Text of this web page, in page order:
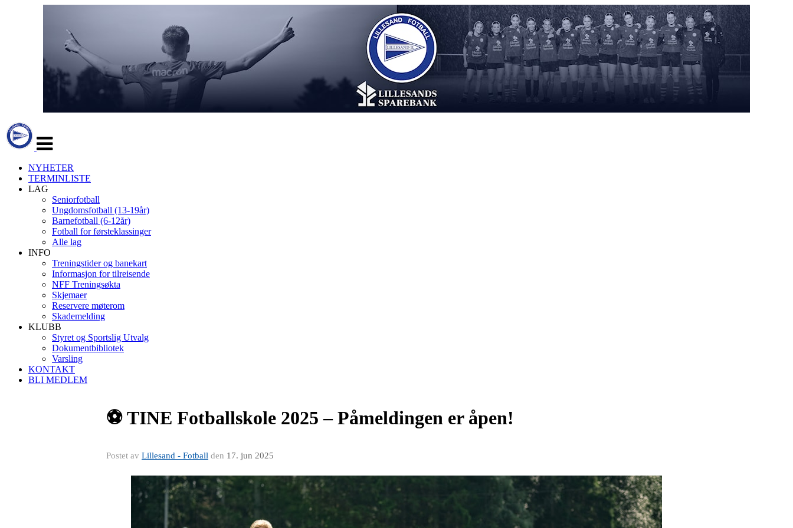
navigasjon
NYHETER
TERMINLISTE
LAG
Seniorfotball
Ungdomsfotball (13-19år)
Barnefotball (6-12år)
Fotball for førsteklassinger
Alle lag
INFO
Treningstider og banekart
Informasjon for tilreisende
NFF Treningsøkta
Skjemaer
Reservere møterom
Skademelding
KLUBB
Styret og Sportslig Utvalg
Dokumentbibliotek
Varsling
KONTAKT
BLI MEDLEM
⚽️ TINE Fotballskole 2025 – Påmeldingen er åpen!
Postet av Lillesand - Fotball den 17. jun 2025